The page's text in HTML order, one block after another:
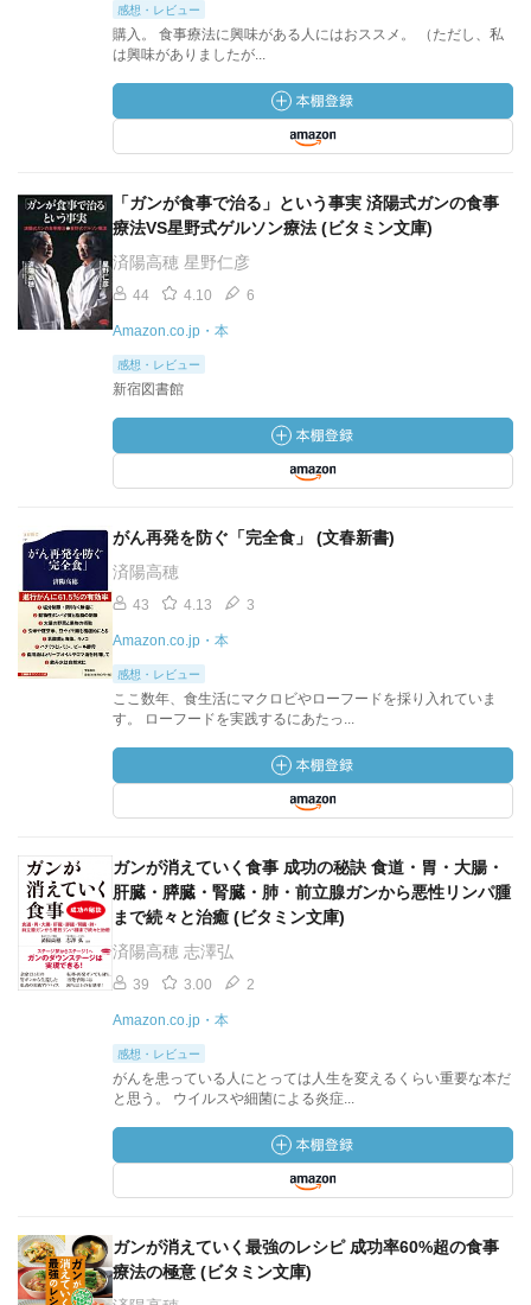
感想・レビュー
購入。 食事療法に興味がある人にはおススメ。 （ただし、私
は興味がありましたが...
「ガンが食事で治る」という事実 済陽式ガンの食事
療法VS星野式ゲルソン療法 (ビタミン文庫)
済陽高穂 星野仁彦
44 4.10 6
Amazon.co.jp・本
感想・レビュー
新宿図書館
がん再発を防ぐ「完全食」 (文春新書)
済陽高穂
43 4.13 3
Amazon.co.jp・本
感想・レビュー
ここ数年、食生活にマクロビやローフードを採り入れていま
す。 ローフードを実践するにあたっ...
ガンが消えていく食事 成功の秘訣 食道・胃・大腸・
肝臓・膵臓・腎臓・肺・前立腺ガンから悪性リンパ腫
まで続々と治癒 (ビタミン文庫)
済陽高穂 志澤弘
39 3.00 2
Amazon.co.jp・本
感想・レビュー
がんを患っている人にとっては人生を変えるくらい重要な本だ
と思う。 ウイルスや細菌による炎症...
ガンが消えていく最強のレシピ 成功率60%超の食事
療法の極意 (ビタミン文庫)